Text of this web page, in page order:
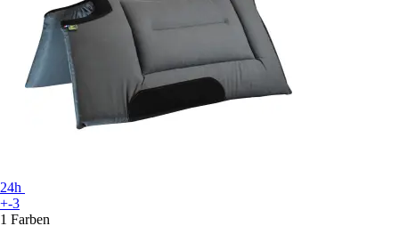
24h
+-3
1 Farben